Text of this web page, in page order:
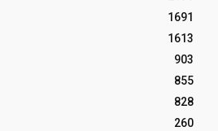
1691
1613
903
855
828
260